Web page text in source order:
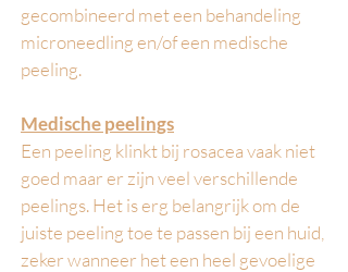
gecombineerd met een behandeling
microneedling en/of een medische
peeling.
Medische peelings
Een peeling klinkt bij rosacea vaak niet
goed maar er zijn veel verschillende
peelings. Het is erg belangrijk om de
juiste peeling toe te passen bij een huid,
zeker wanneer het een heel gevoelige